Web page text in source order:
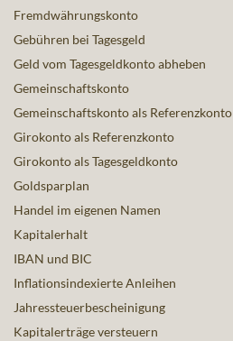
Fremdwährungskonto
Gebühren bei Tagesgeld
Geld vom Tagesgeldkonto abheben
Gemeinschaftskonto
Gemeinschaftskonto als Referenzkonto
Girokonto als Referenzkonto
Girokonto als Tagesgeldkonto
Goldsparplan
Handel im eigenen Namen
Kapitalerhalt
IBAN und BIC
Inflationsindexierte Anleihen
Jahressteuerbescheinigung
Kapitalerträge versteuern